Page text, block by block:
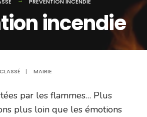
PRÉVENTION INCENDIE
incendie
| MAIRIE
par les flammes… Plus
plus loin que les émotions